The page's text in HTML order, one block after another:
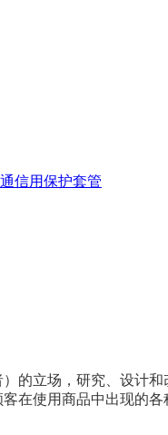
信用保护套管
的立场，研究、设计和
在使用商品中出现的